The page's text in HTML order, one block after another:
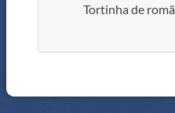
Tortinha de romã